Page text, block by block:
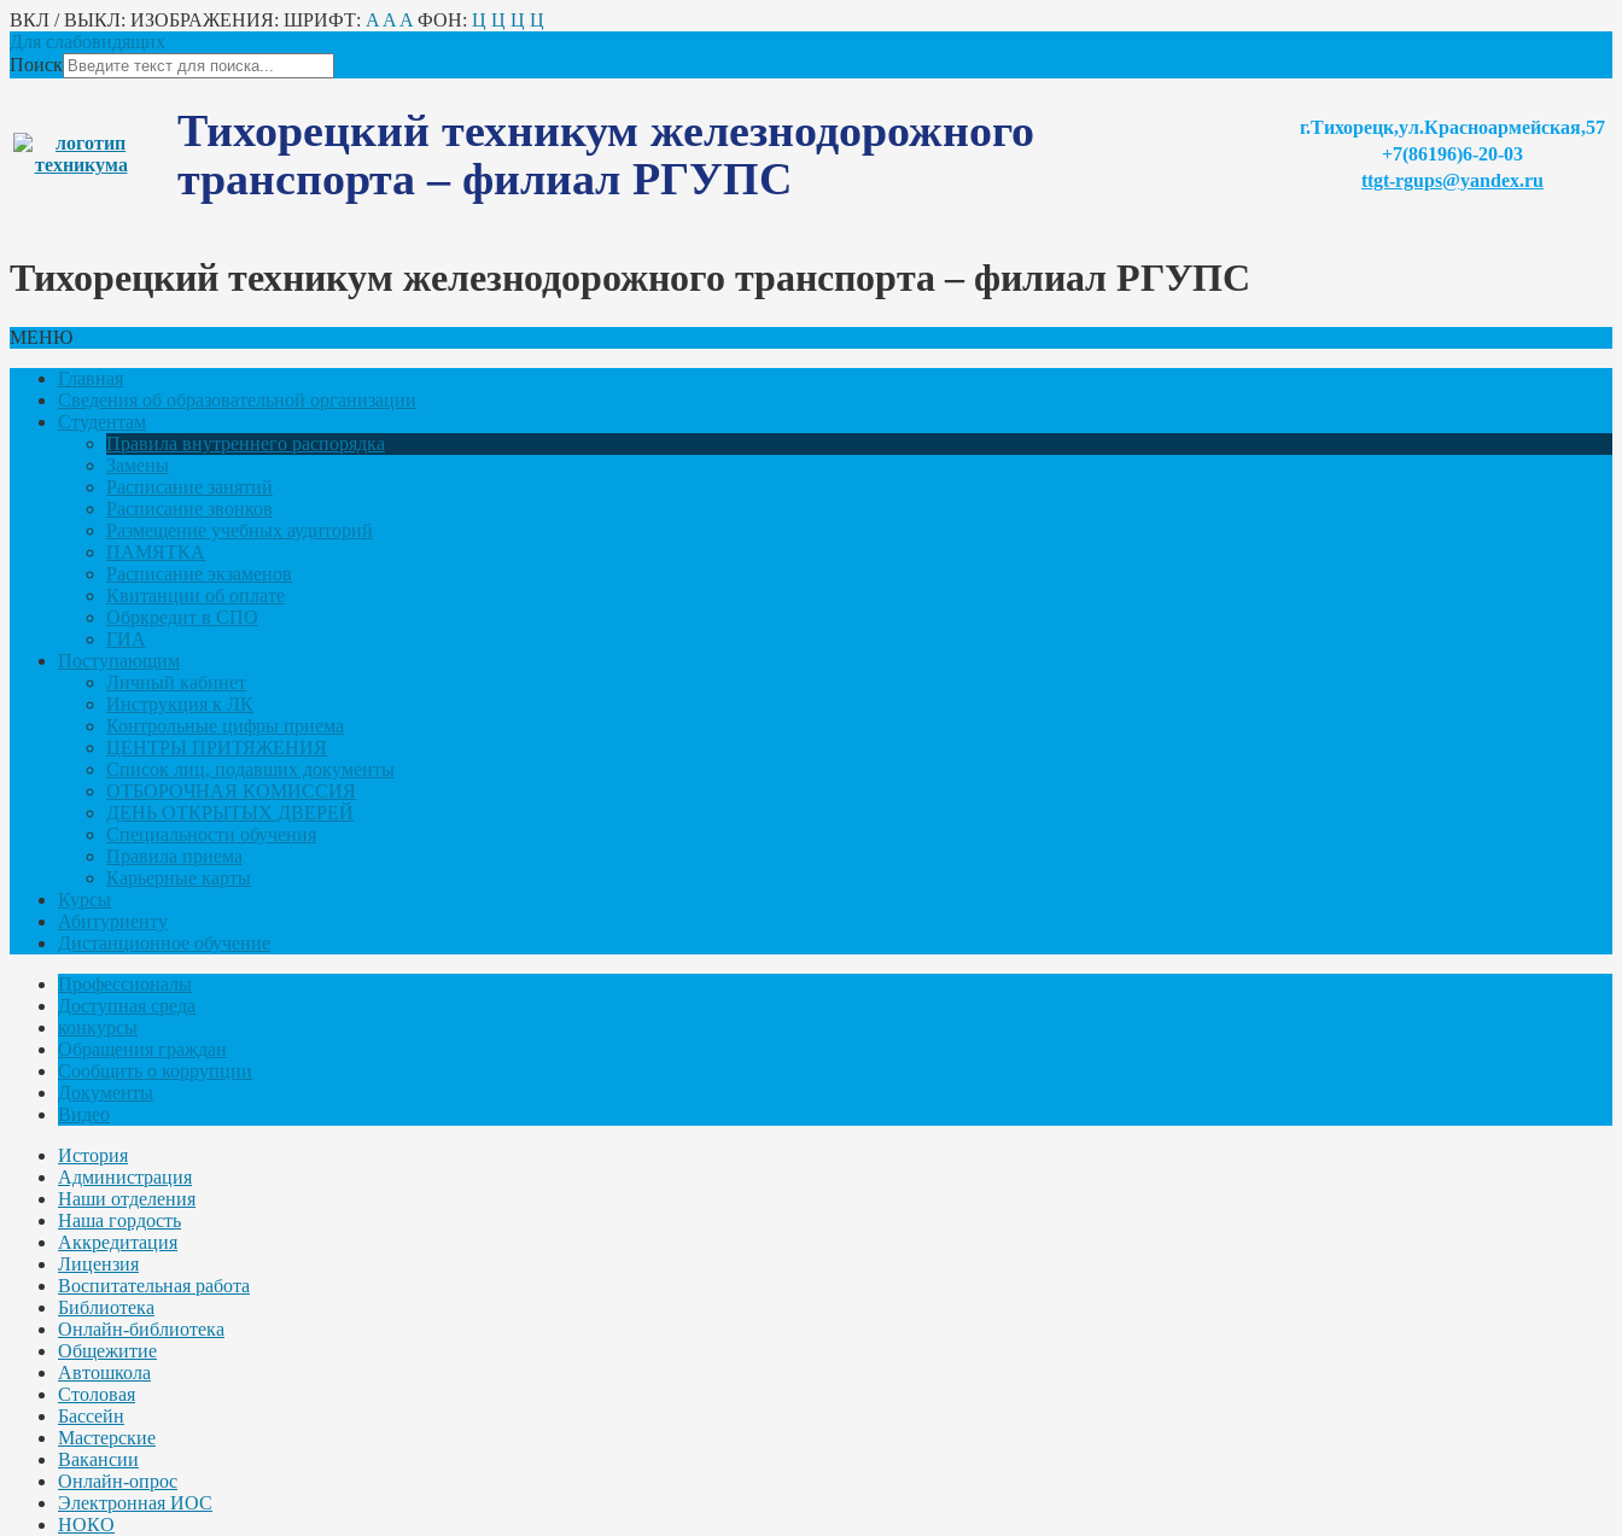
ВКЛ / ВЫКЛ: ИЗОБРАЖЕНИЯ: ШРИФТ: A A A ФОН: Ц Ц Ц Ц
Для слабовидящих
Поиск
Тихорецкий техникум железнодорожного
транспорта – филиал РГУПС
г.Тихорецк,ул.Красноармейская,57
+7(86196)6-20-03
ttgt-rgups@yandex.ru
Тихорецкий техникум железнодорожного транспорта – филиал РГУПС
МЕНЮ
Главная
Сведения об образовательной организации
Студентам
Правила внутреннего распорядка
Замены
Расписание занятий
Расписание звонков
Размещение учебных аудиторий
ПАМЯТКА
Расписание экзаменов
Квитанции об оплате
Обркредит в СПО
ГИА
Поступающим
Личный кабинет
Инструкция к ЛК
Контрольные цифры приема
ЦЕНТРЫ ПРИТЯЖЕНИЯ
Список лиц, подавших документы
ОТБОРОЧНАЯ КОМИССИЯ
ДЕНЬ ОТКРЫТЫХ ДВЕРЕЙ
Специальности обучения
Правила приема
Карьерные карты
Курсы
Абитуриенту
Дистанционное обучение
Профессионалы
Доступная среда
конкурсы
Обращения граждан
Сообщить о коррупции
Документы
Видео
История
Администрация
Наши отделения
Наша гордость
Аккредитация
Лицензия
Воспитательная работа
Библиотека
Онлайн-библиотека
Общежитие
Автошкола
Столовая
Бассейн
Мастерские
Вакансии
Онлайн-опрос
Электронная ИОС
НОКО